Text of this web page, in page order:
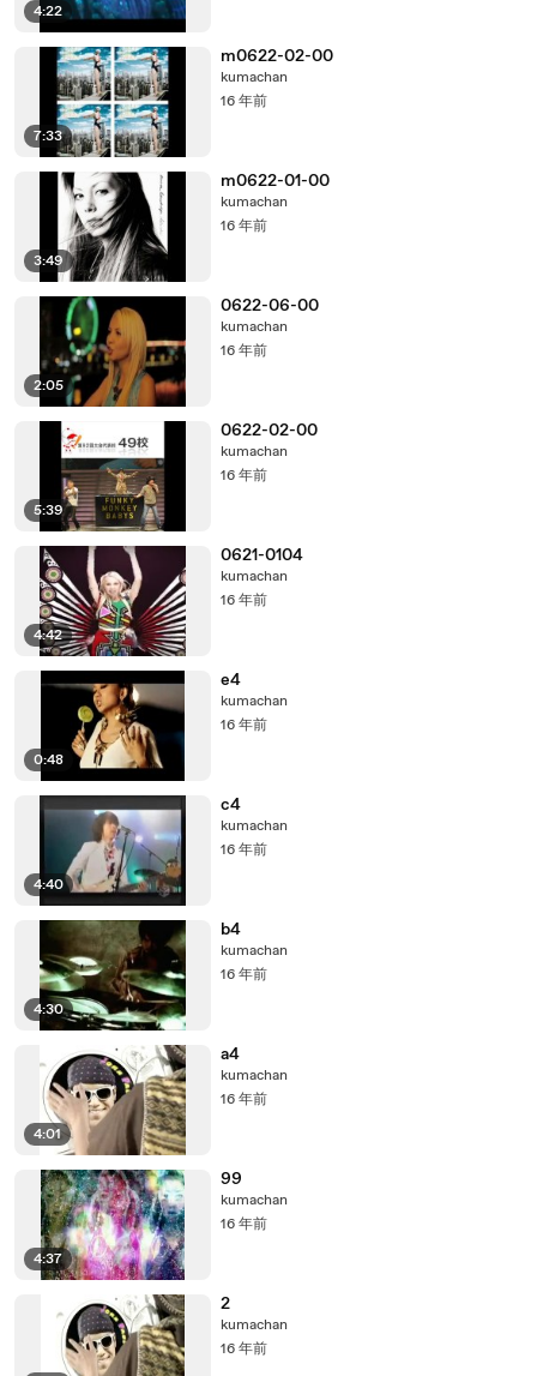
4:22
7:33
m0622-02-00
kumachan
16 年前
3:49
m0622-01-00
kumachan
16 年前
2:05
0622-06-00
kumachan
16 年前
5:39
0622-02-00
kumachan
16 年前
4:42
0621-0104
kumachan
16 年前
0:48
e4
kumachan
16 年前
4:40
c4
kumachan
16 年前
4:30
b4
kumachan
16 年前
4:01
a4
kumachan
16 年前
4:37
99
kumachan
16 年前
2
kumachan
16 年前